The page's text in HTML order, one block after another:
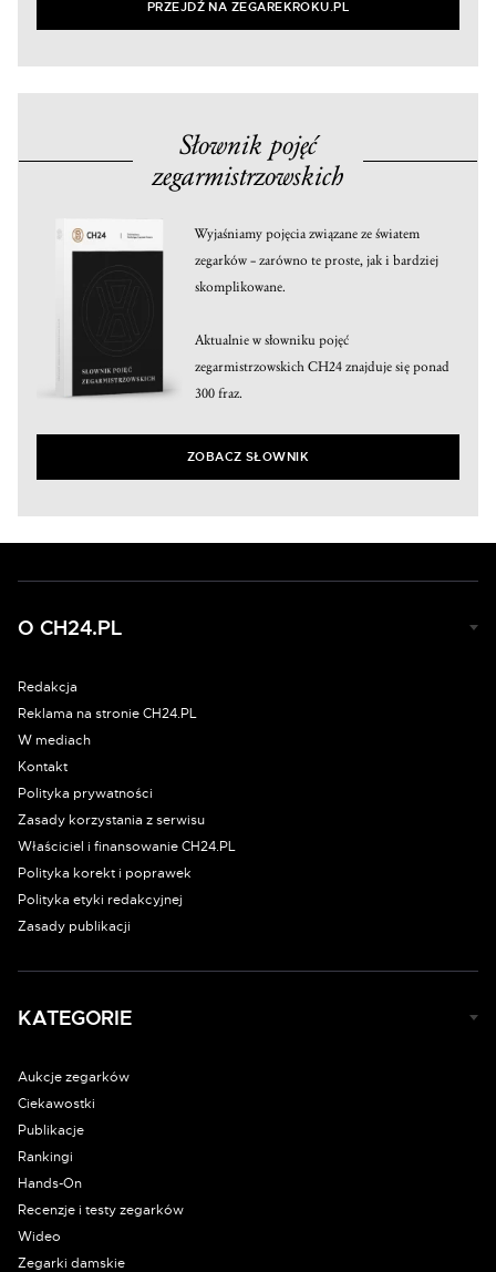
PRZEJDŹ NA ZEGAREKROKU.PL
Słownik pojęć
zegarmistrzowskich
Wyjaśniamy pojęcia związane ze światem
zegarków – zarówno te proste, jak i bardziej
skomplikowane.
Aktualnie w słowniku pojęć
zegarmistrzowskich CH24 znajduje się ponad
300 fraz.
ZOBACZ SŁOWNIK
O CH24.PL
Redakcja
Reklama na stronie CH24.PL
W mediach
Kontakt
Polityka prywatności
Zasady korzystania z serwisu
Właściciel i finansowanie CH24.PL
Polityka korekt i poprawek
Polityka etyki redakcyjnej
Zasady publikacji
KATEGORIE
Aukcje zegarków
Ciekawostki
Publikacje
Rankingi
Hands-On
Recenzje i testy zegarków
Wideo
Zegarki damskie